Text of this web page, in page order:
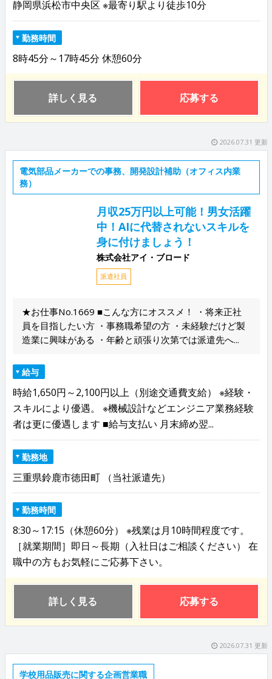
静岡県浜松市中央区 ※最寄り駅より徒歩10分
勤務時間
8時45分～17時45分 休憩60分
詳しく見る 応募する
2026.07.31 更新
電気部品メーカーでの事務、開発設計補助（オフィス内業
務）
月収25万円以上可能！男女活躍
中！AIに代替されないスキルを
身に付けましょう！
株式会社アイ・ブロード
派遣社員
★お仕事No.1669 ■こんな方にオススメ！ ・将来正社
員を目指したい方 ・事務職希望の方 ・未経験だけど製
造業に興味がある ・年齢と頑張り次第では派遣先へ...
給与
時給1,650円～2,100円以上（別途交通費支給） ※経験・
スキルにより優遇。 ※機械設計などエンジニア業務経験
者は更に優遇します ■給与支払い 月末締め翌...
勤務地
三重県鈴鹿市徳田町 （当社派遣先）
勤務時間
8:30～17:15（休憩60分） ※残業は月10時間程度です。
［就業期間］即日～長期（入社日はご相談ください） 在
職中の方もお気軽にご応募下さい。
詳しく見る 応募する
2026.07.31 更新
学校用品販売に関する企画営業職